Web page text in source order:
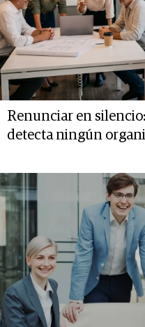
Renunciar en
detecta ningún